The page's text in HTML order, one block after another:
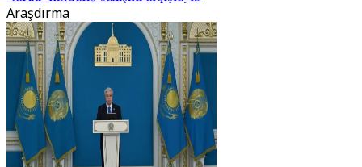
Araşdırma